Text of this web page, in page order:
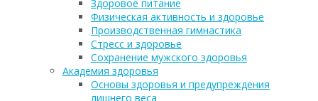
Здоровое питание
Физическая активность и здоровье
Производственная гимнастика
Стресс и здоровье
Сохранение мужского здоровья
Академия здоровья
Основы здоровья и предупреждения
лишнего веса